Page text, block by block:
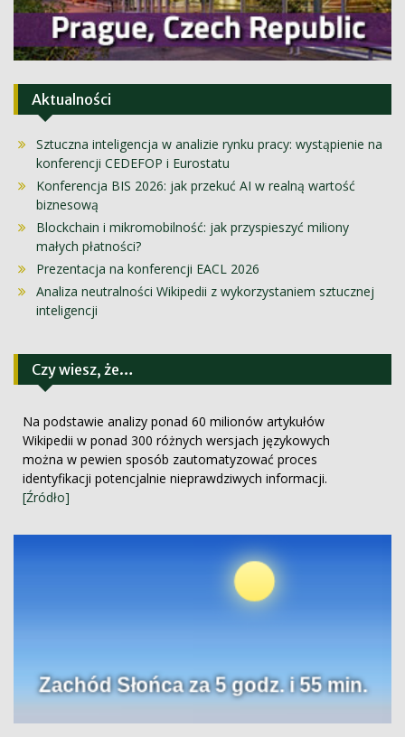
Aktualności
Sztuczna inteligencja w analizie rynku pracy: wystąpienie na
konferencji CEDEFOP i Eurostatu
Konferencja BIS 2026: jak przekuć AI w realną wartość
biznesową
Blockchain i mikromobilność: jak przyspieszyć miliony
małych płatności?
Prezentacja na konferencji EACL 2026
Analiza neutralności Wikipedii z wykorzystaniem sztucznej
inteligencji
Czy wiesz, że…
Na podstawie analizy ponad 60 milionów artykułów
Wikipedii w ponad 300 różnych wersjach językowych
można w pewien sposób zautomatyzować proces
identyfikacji potencjalnie nieprawdziwych informacji.
[Źródło]